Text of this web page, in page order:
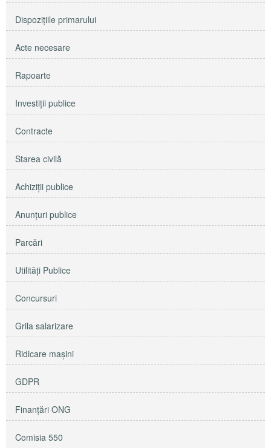
Dispoziţiile primarului
Acte necesare
Rapoarte
Investiţii publice
Contracte
Starea civilă
Achiziţii publice
Anunţuri publice
Parcări
Utilităţi Publice
Concursuri
Grila salarizare
Ridicare maşini
GDPR
Finanțări ONG
Comisia 550